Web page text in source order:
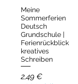
Schnellansicht
Meine
Sommerferien
Deutsch
Grundschule |
Ferienrückblick
kreatives
Schreiben
Preis
2,49 €